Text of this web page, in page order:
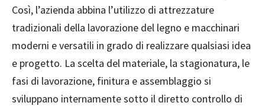
Così, l’azienda abbina l’utilizzo di attrezzature
tradizionali della lavorazione del legno e macchinari
moderni e versatili in grado di realizzare qualsiasi idea
e progetto. La scelta del materiale, la stagionatura, le
fasi di lavorazione, finitura e assemblaggio si
sviluppano internamente sotto il diretto controllo di